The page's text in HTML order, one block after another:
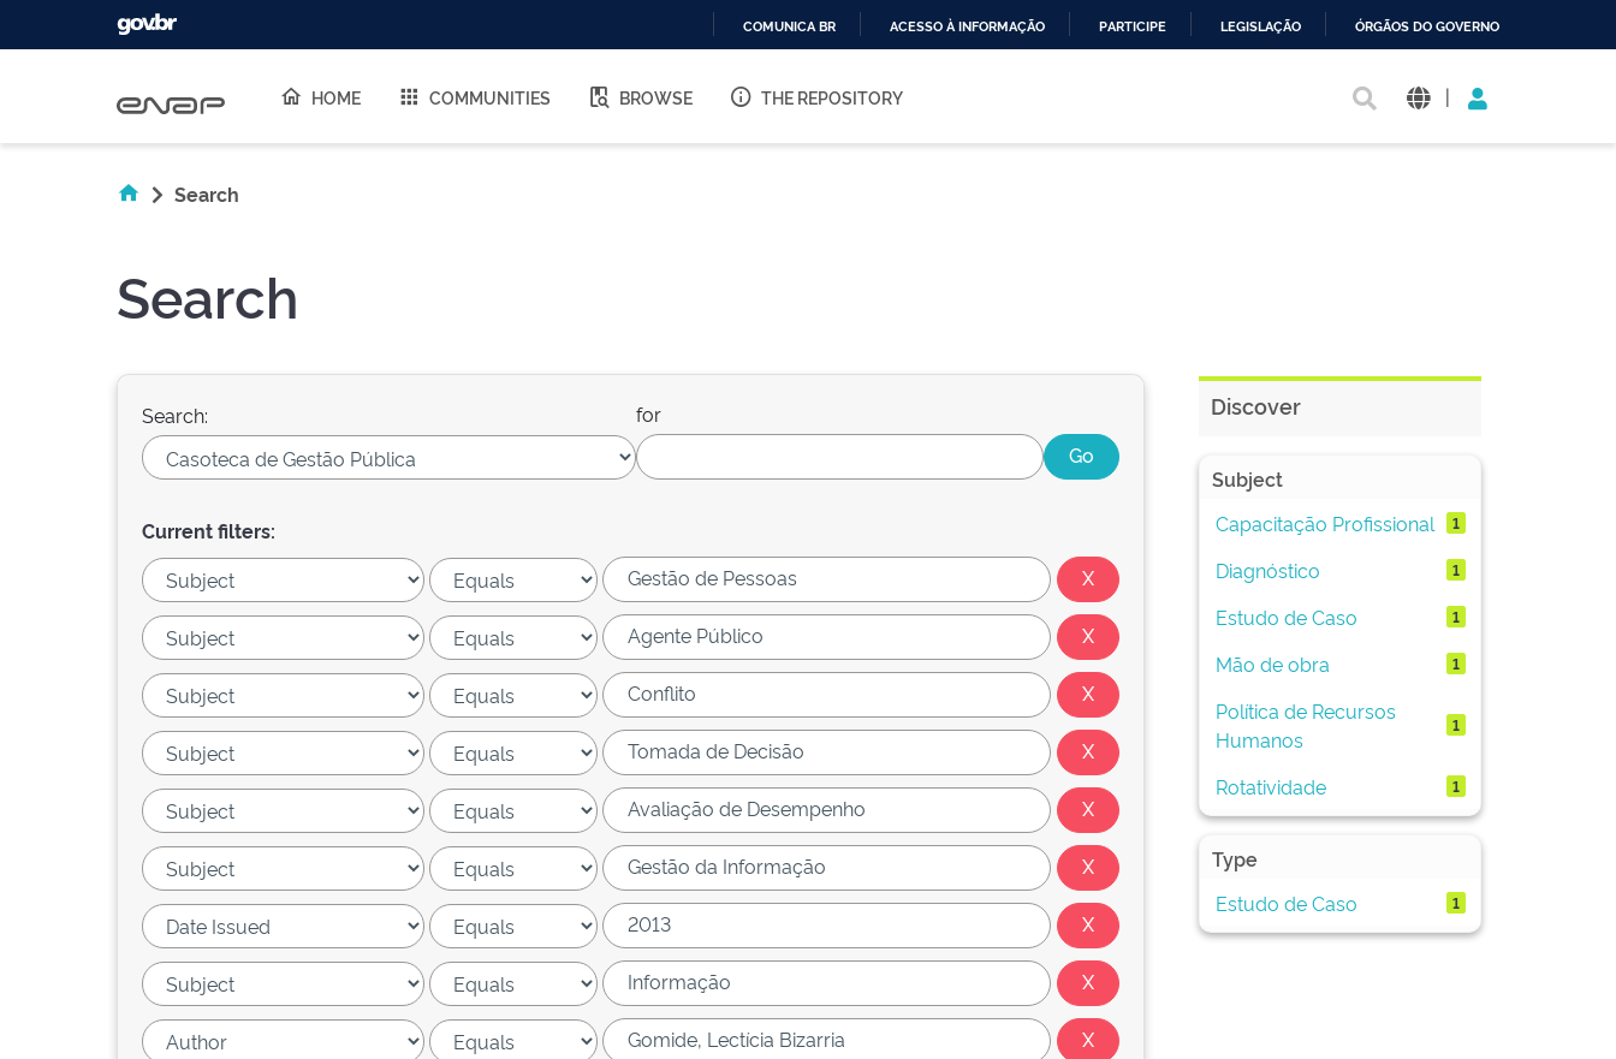
O
COMUNICA BR ACESSO À INFORMAÇÃO PARTICIPE LEGISLAÇÃO ÓRGÃOS DO GOVERNO
HOME COMMUNITIES BROWSE THE REPOSITORY |
Search
Search
Search: for
Current filters:
Discover
Subject
Capacitação Profissional
1
Diagnóstico 1
Estudo de Caso 1
Mão de obra 1
Política de Recursos
Humanos
1
Rotatividade 1
Type
Estudo de Caso
1